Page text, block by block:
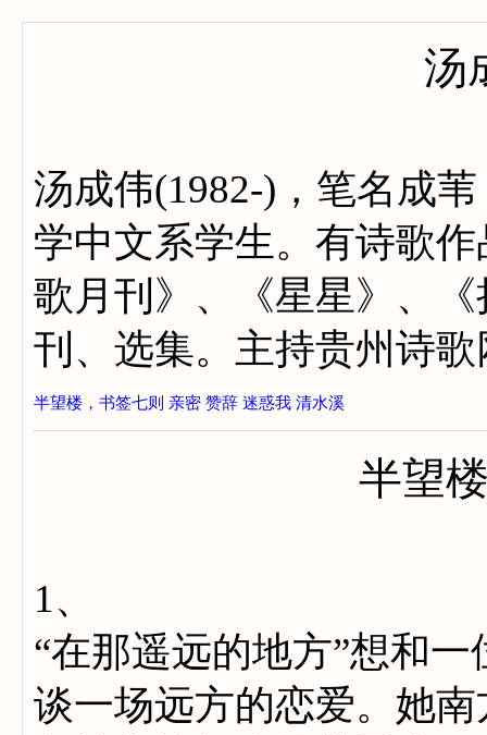
汤
汤成伟(1982-)，笔名成
学中文系学生。有诗歌
歌月刊》、《星星》、
刊、选集。主持贵州诗
半望楼，书签七则 亲密 赞辞 迷惑我 清水溪
半望
1、
“在那遥远的地方”想和一
谈一场远方的恋爱。她